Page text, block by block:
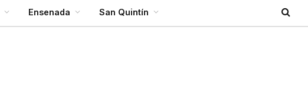
Ensenada San Quintín